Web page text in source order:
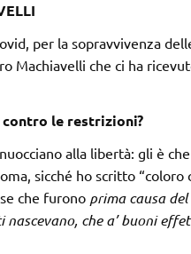
per la sopravvivenza
Machiavelli che ci ha
contro le restrizioni?
alla libertà: gli è
sicché ho scritto
che furono prima causa
che a’ buoni